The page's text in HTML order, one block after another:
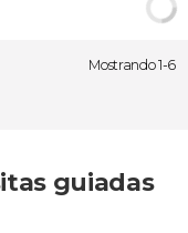
Mostrando 1-6
guiadas